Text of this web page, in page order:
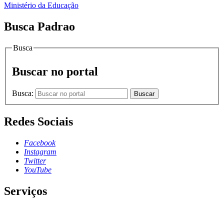
Ministério da Educação
Busca Padrao
Busca
Buscar no portal
Busca: Buscar
Redes Sociais
Facebook
Instagram
Twitter
YouTube
Serviços